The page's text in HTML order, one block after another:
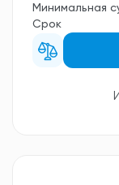
Минимальная
Срок